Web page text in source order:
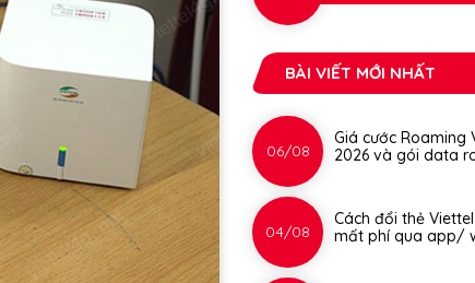
BÀI VIẾT MỚI NHẤT
06/08
Giá cước Roaming
2026 và gói data
04/08
Cách đổi thẻ
mất phí qua app/